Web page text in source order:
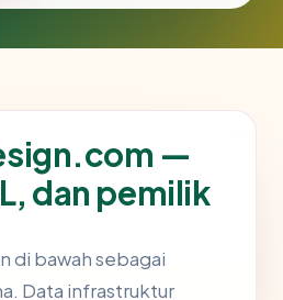
—
dan pemilik
di bawah sebagai
Data infrastruktur